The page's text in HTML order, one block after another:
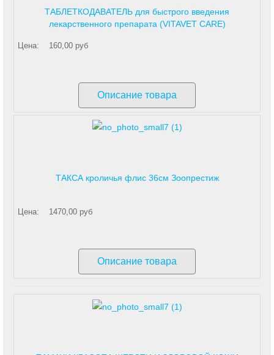
ТАБЛЕТКОДАВАТЕЛЬ для быстрого введения
лекарственного препарата (VITAVET CARE)
Цена: 160,00 руб
Описание товара
ТАКСА кроличья флис 36см Зоопрестиж
Цена: 1470,00 руб
Описание товара